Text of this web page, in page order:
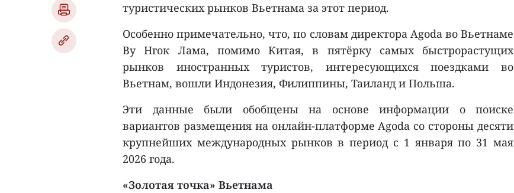
туристических рынков Вьетнама за этот период.
Особенно примечательно, что, по словам директора Agoda во Вьетнаме
Ву Нгок Лама, помимо Китая, в пятёрку самых быстрорастущих
рынков иностранных туристов, интересующихся поездками во
Вьетнам, вошли Индонезия, Филиппины, Таиланд и Польша.
Эти данные были обобщены на основе информации о поиске
вариантов размещения на онлайн-платформе Agoda со стороны десяти
крупнейших международных рынков в период с 1 января по 31 мая
2026 года.
«Золотая точка» Вьетнама